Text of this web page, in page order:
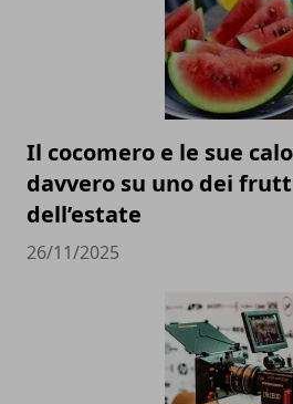
Il cocomero e le sue
davvero su uno dei
dell’estate
26/11/2025